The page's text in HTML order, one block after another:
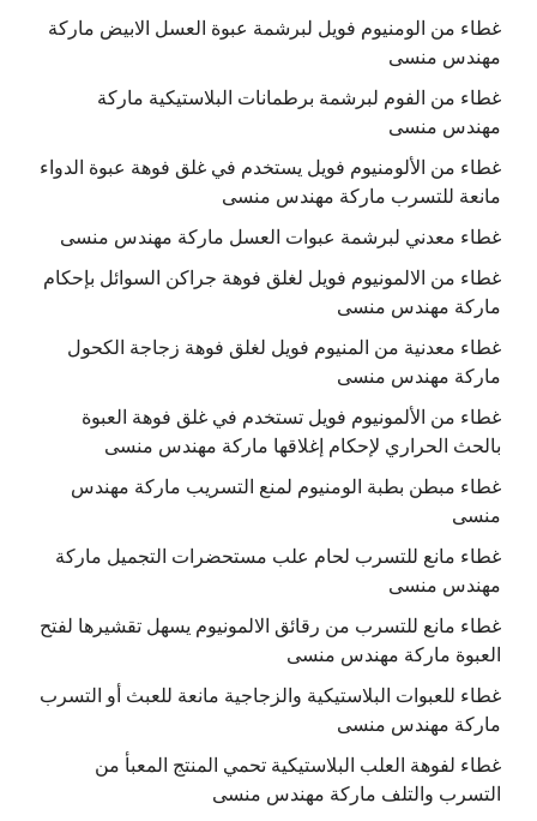
غطاء من الومنيوم فويل لبرشمة عبوة العسل الابيض ماركة
مهندس منسى
غطاء من الفوم لبرشمة برطمانات البلاستيكية ماركة
مهندس منسى
غطاء من الألومنيوم فويل يستخدم في غلق فوهة عبوة الدواء
مانعة للتسرب ماركة مهندس منسى
غطاء معدني لبرشمة عبوات العسل ماركة مهندس منسى
غطاء من الالمونيوم فويل لغلق فوهة جراكن السوائل بإحكام
ماركة مهندس منسى
غطاء معدنية من المنيوم فويل لغلق فوهة زجاجة الكحول
ماركة مهندس منسى
غطاء من الألمونيوم فويل تستخدم في غلق فوهة العبوة
بالحث الحراري لإحكام إغلاقها ماركة مهندس منسى
غطاء مبطن بطبة الومنيوم لمنع التسريب ماركة مهندس
منسى
غطاء مانع للتسرب لحام علب مستحضرات التجميل ماركة
مهندس منسى
غطاء مانع للتسرب من رقائق الالمونيوم يسهل تقشيرها لفتح
العبوة ماركة مهندس منسى
غطاء للعبوات البلاستيكية والزجاجية مانعة للعبث أو التسرب
ماركة مهندس منسى
غطاء لفوهة العلب البلاستيكية تحمي المنتج المعبأ من
التسرب والتلف ماركة مهندس منسى